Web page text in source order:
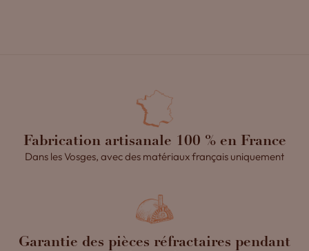
Fabrication artisanale 100 % en France
Dans les Vosges, avec des matériaux français uniquement
Garantie des pièces réfractaires pendant